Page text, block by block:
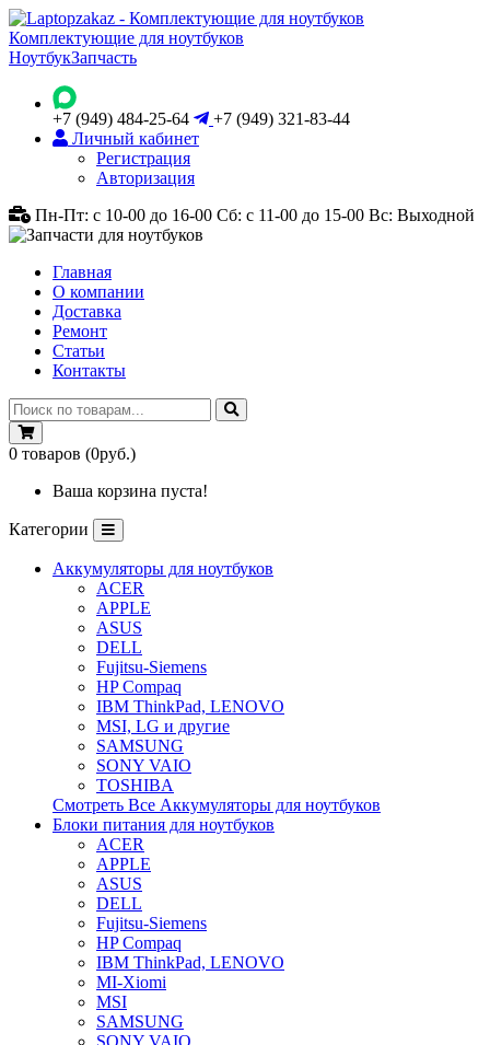
Комплектующие для ноутбуков
НоутбукЗапчасть
+7 (949) 484-25-64
+7 (949) 321-83-44
Личный кабинет
Регистрация
Авторизация
Пн-Пт: с 10-00 до 16-00 Сб: с 11-00 до 15-00 Вс: Выходной
Главная
О компании
Доставка
Ремонт
Статьи
Контакты
0 товаров (0руб.)
Ваша корзина пуста!
Категории
Аккумуляторы для ноутбуков
ACER
APPLE
ASUS
DELL
Fujitsu-Siemens
HP Compaq
IBM ThinkPad, LENOVO
MSI, LG и другие
SAMSUNG
SONY VAIO
TOSHIBA
Смотреть Все Аккумуляторы для ноутбуков
Блоки питания для ноутбуков
ACER
APPLE
ASUS
DELL
Fujitsu-Siemens
HP Compaq
IBM ThinkPad, LENOVO
MI-Xiomi
MSI
SAMSUNG
SONY VAIO